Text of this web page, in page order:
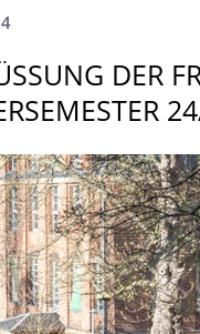
DER
24/